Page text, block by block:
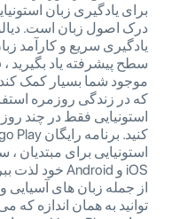
برای یادگیری زبان
درک اصول زبان است.
یادگیری سریع و کارآمد
موجود شما بسیار کمک
که در زندگی روزمره
استونیایی فقط در چند روز
استونیایی برای
از جمله زبان های آسیایی
توانید به همان اندازه که